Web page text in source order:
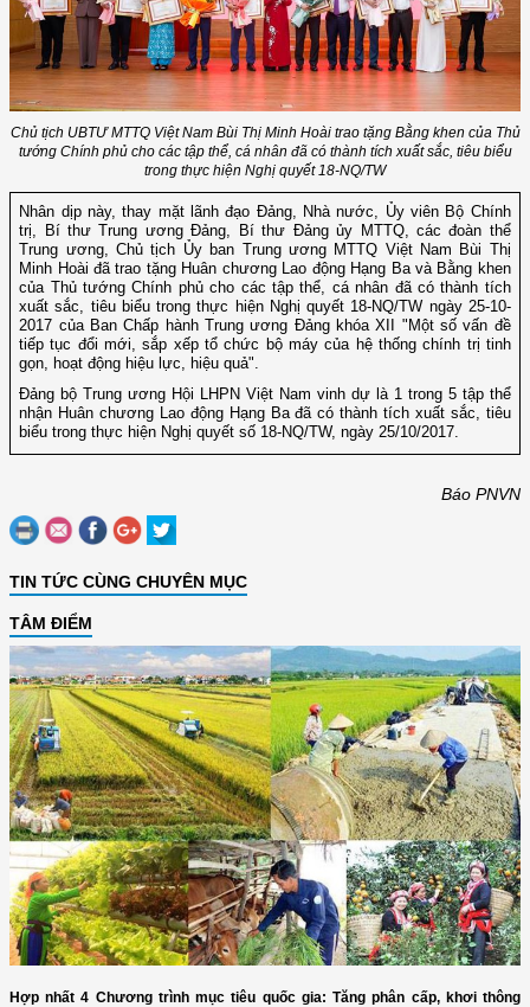
Chủ tịch UBTƯ MTTQ Việt Nam Bùi Thị Minh Hoài trao tặng Bằng khen của Thủ
tướng Chính phủ cho các tập thể, cá nhân đã có thành tích xuất sắc, tiêu biểu
trong thực hiện Nghị quyết 18-NQ/TW
Nhân dịp này, thay mặt lãnh đạo Đảng, Nhà nước, Ủy viên Bộ Chính
trị, Bí thư Trung ương Đảng, Bí thư Đảng ủy MTTQ, các đoàn thể
Trung ương, Chủ tịch Ủy ban Trung ương MTTQ Việt Nam Bùi Thị
Minh Hoài đã trao tặng Huân chương Lao động Hạng Ba và Bằng khen
của Thủ tướng Chính phủ cho các tập thể, cá nhân đã có thành tích
xuất sắc, tiêu biểu trong thực hiện Nghị quyết 18-NQ/TW ngày 25-10-
2017 của Ban Chấp hành Trung ương Đảng khóa XII "Một số vấn đề
tiếp tục đổi mới, sắp xếp tổ chức bộ máy của hệ thống chính trị tinh
gọn, hoạt động hiệu lực, hiệu quả".
Đảng bộ Trung ương Hội LHPN Việt Nam vinh dự là 1 trong 5 tập thể
nhận Huân chương Lao động Hạng Ba đã có thành tích xuất sắc, tiêu
biểu trong thực hiện Nghị quyết số 18-NQ/TW, ngày 25/10/2017.
Báo PNVN
TIN TỨC CÙNG CHUYÊN MỤC
TÂM ĐIỂM
Hợp nhất 4 Chương trình mục tiêu quốc gia: Tăng phân cấp, khơi thông